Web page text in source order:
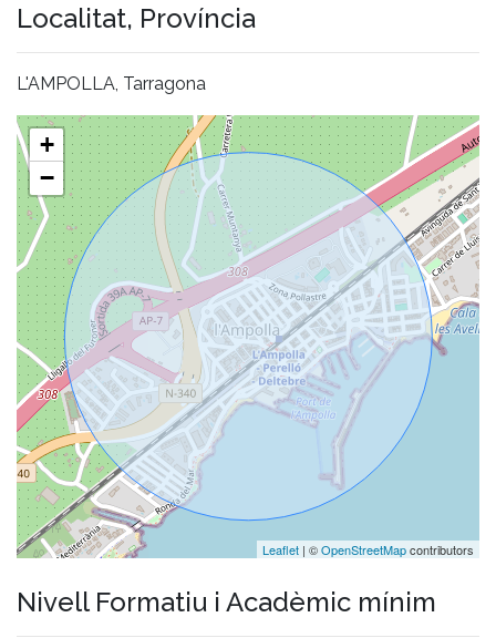
Localitat, Província
L'AMPOLLA, Tarragona
+
−
Leaflet | ©OpenStreetMapcontributors
Nivell Formatiu i Acadèmic mínim